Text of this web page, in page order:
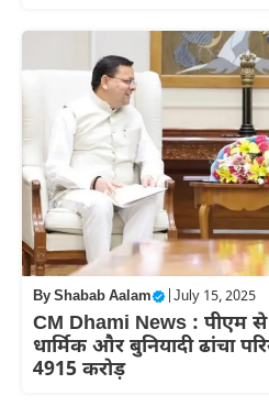
ByShabab Aalam July 15, 2025
CM Dhami News : पीएम से
धार्मिक और बुनियादी ढांचा
4915 करोड़